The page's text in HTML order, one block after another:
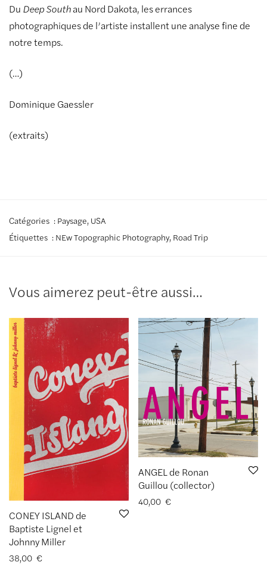
Du Deep Southau Nord Dakota, les errances
photographiques de l’artiste installent une analyse fine de
notre temps.
(…)
Dominique Gaessler
(extraits)
Catégories : Paysage, USA
Étiquettes : NEw Topographic Photography, Road Trip
Vous aimerez peut-être aussi…
CONEY ISLAND de
Baptiste Lignel et
Johnny Miller
38,00 €
ANGEL de Ronan
Guillou (collector)
40,00 €